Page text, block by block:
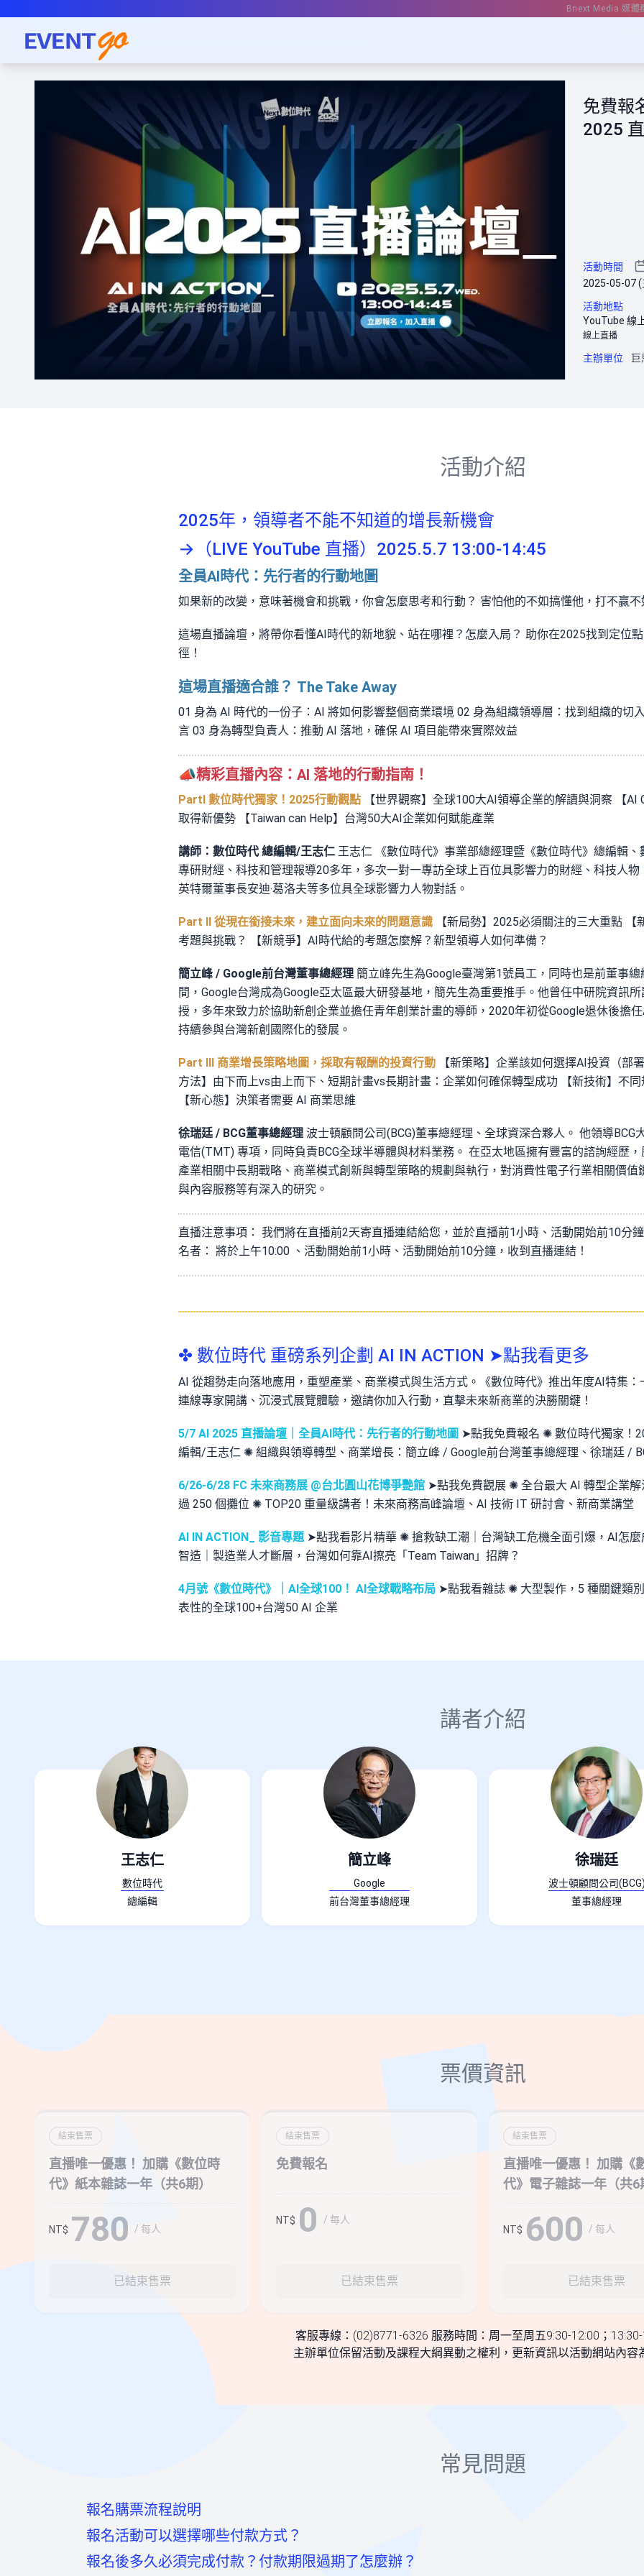
Bnext Media 媒體
免費報
2025
活動時間
2025-05-07
活動地點
YouTube 線
線上直播
主辦單位 巨
活動介紹
2025年，領導者不能不知道的增長新機會
→（LIVE YouTube 直播）2025.5.7 13:00-14:45
全員AI時代：先行者的行動地圖
如果新的改變，意味著機會和挑戰，你會怎麼思考和行動？ 害怕他的不如搞懂他，打不贏
這場直播論壇，將帶你看懂AI時代的新地貌、站在哪裡？怎麼入局？ 助你在2025找到定位
徑！
這場直播適合誰？ The Take Away
01 身為 AI 時代的一份子：AI 將如何影響整個商業環境 02 身為組織領導層：找到組織的切
言 03 身為轉型負責人：推動 AI 落地，確保 AI 項目能帶來實際效益
📣精彩直播內容：AI 落地的行動指南！
PartI 數位時代獨家！2025行動觀點 【世界觀察】全球100大AI領導企業的解讀與洞察 【AI
取得新優勢 【Taiwan can Help】台灣50大AI企業如何賦能產業
講師：數位時代 總編輯/王志仁 王志仁 《數位時代》事業部總經理暨《數位時代》總編輯
專研財經、科技和管理報導20多年，多次一對一專訪全球上百位具影響力的財經、科技人物
英特爾董事長安迪‧葛洛夫等多位具全球影響力人物對話。
Part II 從現在銜接未來，建立面向未來的問題意識 【新局勢】2025必須關注的三大重點
考題與挑戰？ 【新競爭】AI時代給的考題怎麼解？新型領導人如何準備？
簡立峰 / Google前台灣董事總經理 簡立峰先生為Google臺灣第1號員工，同時也是前董事
間，Google台灣成為Google亞太區最大研發基地，簡先生為重要推手。他曾任中研院資訊
授，多年來致力於協助新創企業並擔任青年創業計畫的導師，2020年初從Google退休後擔
持續參與台灣新創國際化的發展。
Part III 商業增長策略地圖，採取有報酬的投資行動 【新策略】企業該如何選擇AI投資（部
方法】由下而上vs由上而下、短期計畫vs長期計畫：企業如何確保轉型成功 【新技術】不
【新心態】決策者需要 AI 商業思維
徐瑞廷 / BCG董事總經理 波士頓顧問公司(BCG)董事總經理、全球資深合夥人。 他領導BCG
電信(TMT) 專項，同時負責BCG全球半導體與材料業務。 在亞太地區擁有豐富的諮詢經歷
產業相關中長期戰略、商業模式創新與轉型策略的規劃與執行，對消費性電子行業相關價
與內容服務等有深入的研究。
直播注意事項： 我們將在直播前2天寄直播連結給您，並於直播前1小時、活動開始前10分
名者： 將於上午10:00 、活動開始前1小時、活動開始前10分鐘，收到直播連結！
✤ 數位時代 重磅系列企劃 AI IN ACTION ➤點我看更多
AI 從趨勢走向落地應用，重塑產業、商業模式與生活方式。《數位時代》推出年度AI特集
連線專家開講、沉浸式展覽體驗，邀請你加入行動，直擊未來新商業的決勝關鍵！
5/7 AI 2025 直播論壇｜全員AI時代：先行者的行動地圖 ➤點我免費報名 ✺ 數位時代獨家！
編輯/王志仁 ✺ 組織與領導轉型、商業增長：簡立峰 / Google前台灣董事總經理、徐瑞廷 /
6/26-6/28 FC 未來商務展 @台北圓山花博爭艷館 ➤點我免費觀展 ✺ 全台最大 AI 轉型企業
過 250 個攤位 ✺ TOP20 重量級講者！未來商務高峰論壇、AI 技術 IT 研討會、新商業講堂
AI IN ACTION_ 影音專題 ➤點我看影片精華 ✺ 搶救缺工潮｜台灣缺工危機全面引爆，AI怎
智造｜製造業人才斷層，台灣如何靠AI擦亮「Team Taiwan」招牌？
4月號《數位時代》｜AI全球100！ AI全球戰略布局 ➤點我看雜誌 ✺ 大型製作，5 種關鍵類
表性的全球100+台灣50 AI 企業
講者介紹
王志仁
數位時代
總編輯
簡立峰
Google
前台灣董事總經理
徐瑞廷
波士頓顧問公司
董事總經理
票價資訊
結束售票
直播唯一優惠！ 加購《數位時
代》紙本雜誌一年（共6期）
NT$ 780 / 每人
已結束售票
結束售票
免費報名
NT$ 0 / 每人
已結束售票
結束售票
直播唯一優惠！ 加購《
代》電子雜誌一年（共6
NT$ 600 / 每人
已結束售票
客服專線：(02)8771-6326 服務時間：周一至周五9:30-12:00；
主辦單位保留活動及課程大綱異動之權利，更新資訊以活動網站內容
常見問題
報名購票流程說明
至活動頁面點選「我要報名」按鈕後，至票券資訊頁點選「請先登入」按鈕。
報名活動可以選擇哪些付款方式？
報名後多久必須完成付款？付款期限過期了怎麼辦？